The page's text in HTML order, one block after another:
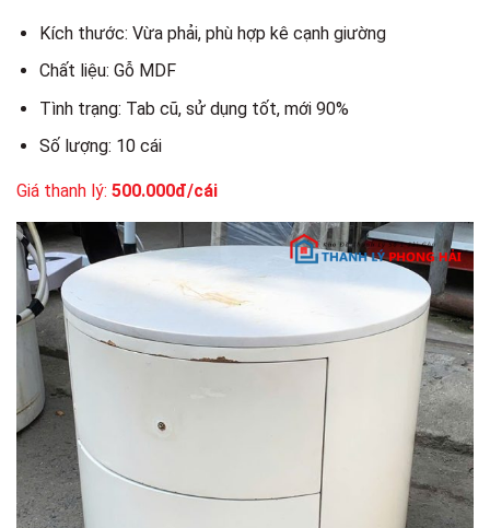
Kích thước: Vừa phải, phù hợp kê cạnh giường
Chất liệu: Gỗ MDF
Tình trạng: Tab cũ, sử dụng tốt, mới 90%
Số lượng: 10 cái
Giá thanh lý: 500.000đ/cái